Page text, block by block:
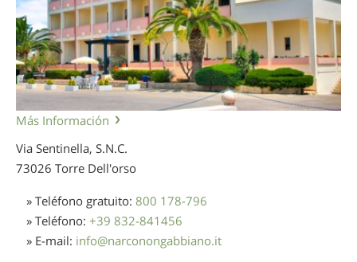
Más Información
Via Sentinella, S.N.C.
73026 Torre Dell'orso
» Teléfono gratuito: 800 178-796
» Teléfono: +39 832-841456
» E-mail: info@narconongabbiano.it